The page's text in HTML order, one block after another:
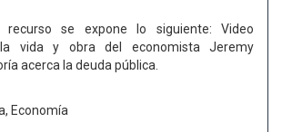
recurso se expone lo siguiente: Video
vida y obra del economista Jeremy
acerca la deuda pública.
Economía